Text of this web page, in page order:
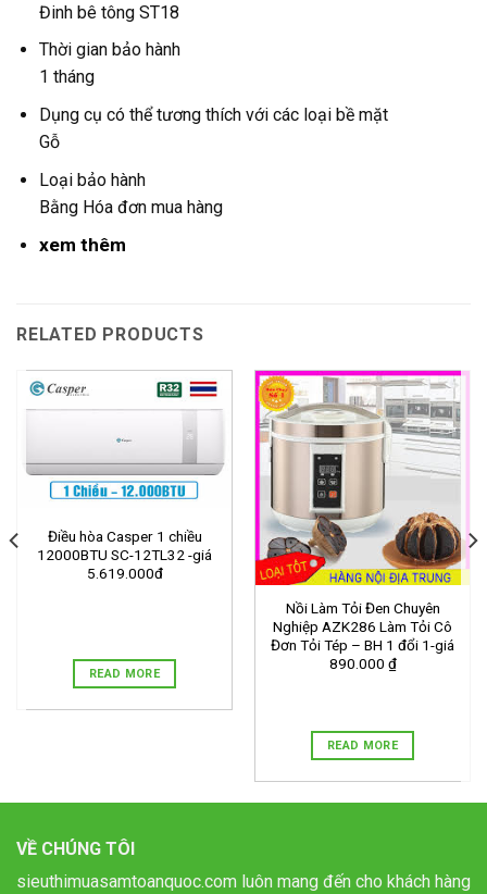
Đinh bê tông ST18
Thời gian bảo hành
1 tháng
Dụng cụ có thể tương thích với các loại bề mặt
Gỗ
Loại bảo hành
Bằng Hóa đơn mua hàng
xem thêm
RELATED PRODUCTS
Điều hòa Casper 1 chiều
12000BTU SC-12TL32 -giá
5.619.000đ
READ MORE
Nồi Làm Tỏi Đen Chuyên
Nghiệp AZK286 Làm Tỏi Cô
Đơn Tỏi Tép – BH 1 đổi 1-giá
890.000 ₫
READ MORE
VỀ CHÚNG TÔI
sieuthimuasamtoanquoc.com luôn mang đến cho khách hàng